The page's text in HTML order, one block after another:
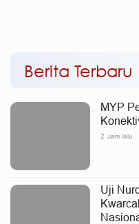
Berita
MYP
2 Jam lalu
Uji